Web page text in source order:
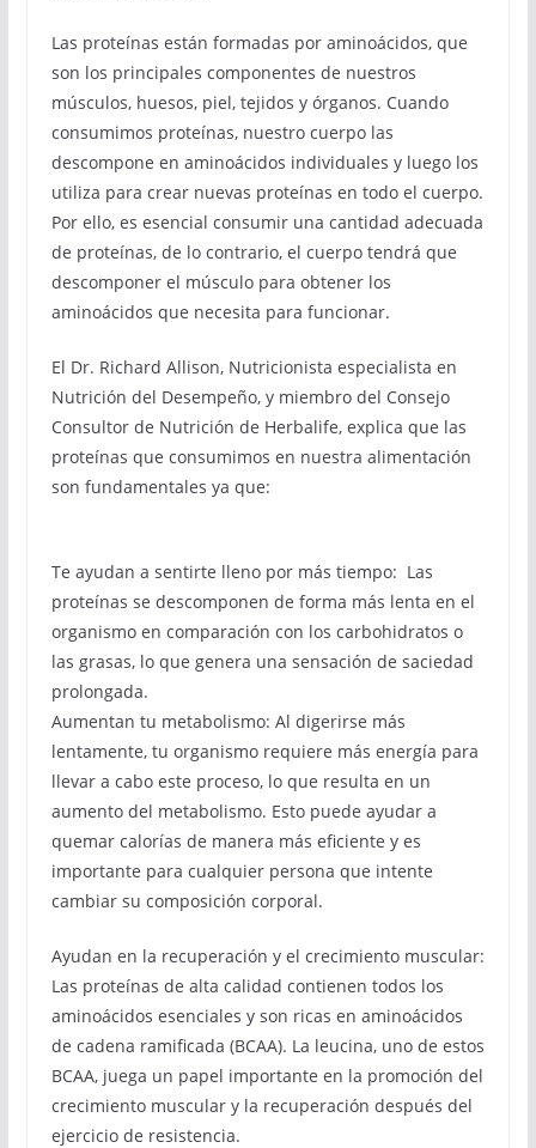
Las proteínas están formadas por aminoácidos, que
son los principales componentes de nuestros
músculos, huesos, piel, tejidos y órganos. Cuando
consumimos proteínas, nuestro cuerpo las
descompone en aminoácidos individuales y luego los
utiliza para crear nuevas proteínas en todo el cuerpo.
Por ello, es esencial consumir una cantidad adecuada
de proteínas, de lo contrario, el cuerpo tendrá que
descomponer el músculo para obtener los
aminoácidos que necesita para funcionar.
El Dr. Richard Allison, Nutricionista especialista en
Nutrición del Desempeño, y miembro del Consejo
Consultor de Nutrición de Herbalife, explica que las
proteínas que consumimos en nuestra alimentación
son fundamentales ya que:
Te ayudan a sentirte lleno por más tiempo: Las
proteínas se descomponen de forma más lenta en el
organismo en comparación con los carbohidratos o
las grasas, lo que genera una sensación de saciedad
prolongada.
Aumentan tu metabolismo: Al digerirse más
lentamente, tu organismo requiere más energía para
llevar a cabo este proceso, lo que resulta en un
aumento del metabolismo. Esto puede ayudar a
quemar calorías de manera más eficiente y es
importante para cualquier persona que intente
cambiar su composición corporal.
Ayudan en la recuperación y el crecimiento muscular:
Las proteínas de alta calidad contienen todos los
aminoácidos esenciales y son ricas en aminoácidos
de cadena ramificada (BCAA). La leucina, uno de estos
BCAA, juega un papel importante en la promoción del
crecimiento muscular y la recuperación después del
ejercicio de resistencia.